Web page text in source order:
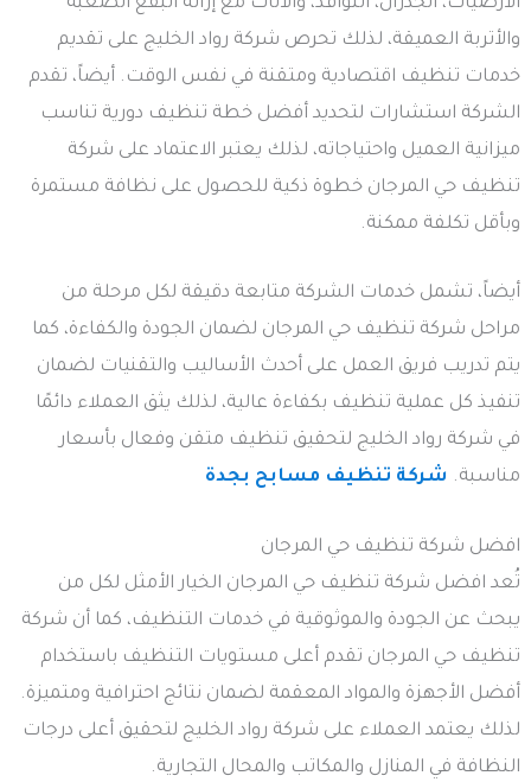
الأرضيات، الجدران، النوافذ، والأثاث مع إزالة البقع الصعبة
والأتربة العميقة، لذلك تحرص شركة رواد الخليج على تقديم
خدمات تنظيف اقتصادية ومتقنة في نفس الوقت. أيضاً، تقدم
الشركة استشارات لتحديد أفضل خطة تنظيف دورية تناسب
ميزانية العميل واحتياجاته، لذلك يعتبر الاعتماد على شركة
تنظيف حي المرجان خطوة ذكية للحصول على نظافة مستمرة
وبأقل تكلفة ممكنة.
أيضاً، تشمل خدمات الشركة متابعة دقيقة لكل مرحلة من
مراحل شركة تنظيف حي المرجان لضمان الجودة والكفاءة، كما
يتم تدريب فريق العمل على أحدث الأساليب والتقنيات لضمان
تنفيذ كل عملية تنظيف بكفاءة عالية، لذلك يثق العملاء دائمًا
في شركة رواد الخليج لتحقيق تنظيف متقن وفعال بأسعار
مناسبة. شركة تنظيف مسابح بجدة
افضل شركة تنظيف حي المرجان
تُعد افضل شركة تنظيف حي المرجان الخيار الأمثل لكل من
يبحث عن الجودة والموثوقية في خدمات التنظيف، كما أن شركة
تنظيف حي المرجان تقدم أعلى مستويات التنظيف باستخدام
أفضل الأجهزة والمواد المعقمة لضمان نتائج احترافية ومتميزة.
لذلك يعتمد العملاء على شركة رواد الخليج لتحقيق أعلى درجات
النظافة في المنازل والمكاتب والمحال التجارية.